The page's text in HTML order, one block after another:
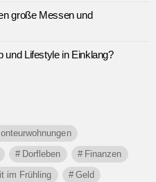
große Messen und
und Lifestyle in Einklang?
Dorfleben
Finanzen
im Frühling
Geld